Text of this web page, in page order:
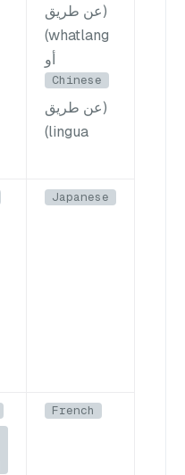
(عن طريق
whatlang)
أو
Chinese
(عن طريق
lingua)
Japanese
French